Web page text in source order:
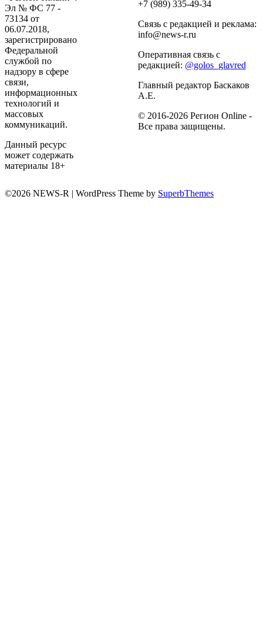
Эл № ФС 77 -
73134 от
06.07.2018,
зарегистрировано
Федеральной
службой по
надзору в сфере
связи,
информационных
технологий и
массовых
коммуникаций.
Данный ресурс
может содержать
материалы 18+
+7 (989) 335-49-34
Связь с редакцией и реклама:
info@news-r.ru
Оперативная связь с
редакцией: @golos_glavred
Главный редактор Баскаков
А.Е.
© 2016-2026 Регион Online -
Все права защищены.
©2026 NEWS-R | WordPress Theme by SuperbThemes